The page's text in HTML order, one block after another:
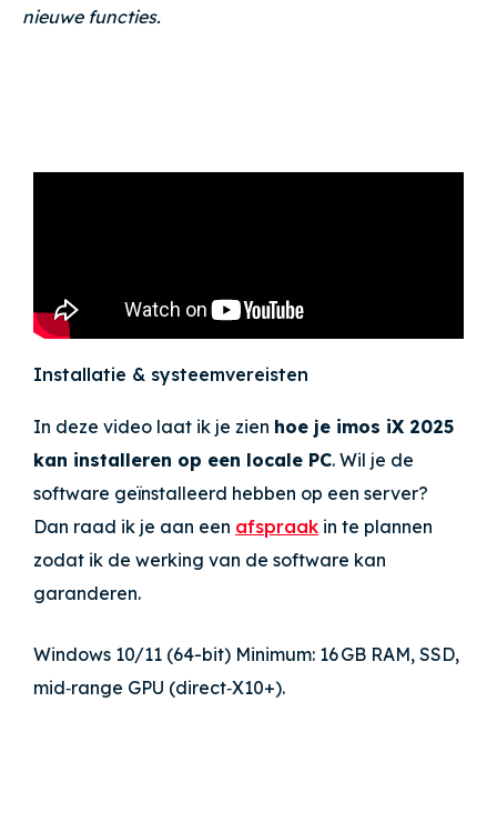
nieuwe functies.
Installatie & systeemvereisten
In deze video laat ik je zien hoe je imos iX 2025
kan installeren op een locale PC. Wil je de
software geïnstalleerd hebben op een server?
Dan raad ik je aan een afspraak in te plannen
zodat ik de werking van de software kan
garanderen.
Windows 10/11 (64-bit) Minimum: 16 GB RAM, SSD,
mid‑range GPU (direct‑X10+).